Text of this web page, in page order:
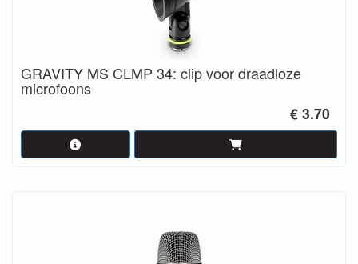
GRAVITY MS CLMP 34: clip voor draadloze
microfoons
€ 3.70